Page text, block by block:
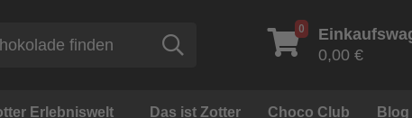
0
0,00 €
Erlebniswelt Das ist Zotter Choco Club Blog